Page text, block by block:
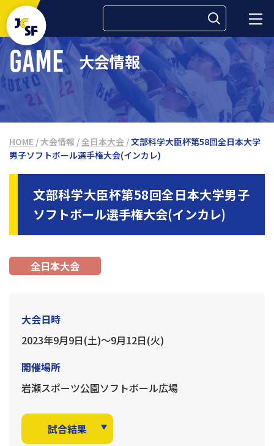
検索:
GAME 大会情報
HOME / 大会情報 /全日本大会 /文部科学大臣杯第58回全日本大学
男子ソフトボール選手権大会(インカレ)
文部科学大臣杯第58回全日本大学男子
ソフトボール選手権大会(インカレ)
全日本大会
大会日時
2023年9月9日(土)〜9月12日(火)
開催場所
岩瀬スポーツ公園ソフトボール広場
試合結果